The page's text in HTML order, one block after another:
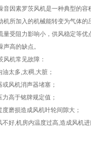
因素罗茨风机是一种典型的容
机所加入的机械能转变为气体的
量受阻力影响小，供风稳定等优
高的缺点。
机常见故障：
太多,太稠,大脏；
风机消声器堵塞；
高于铭牌规定值；
磨损造成风机叶轮间隙大；
好,机房内温度过高,造成风机进